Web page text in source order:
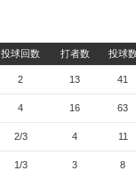
投球回数 打者数 投球
2 13 41
4 16 63
2/3 4 11
1/3 3 8